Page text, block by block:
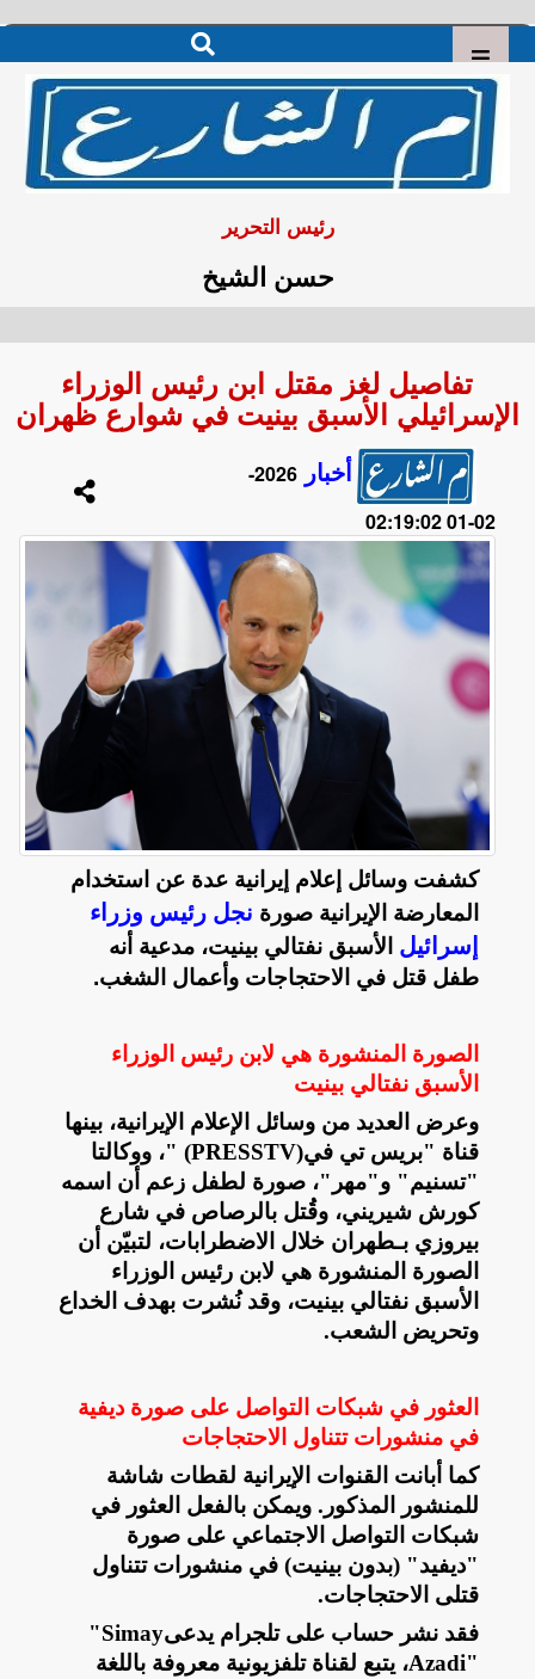
رئيس التحرير
حسن الشيخ
تفاصيل لغز مقتل ابن رئيس الوزراء
الإسرائيلي الأسبق بينيت في شوارع ظهران
أخبار
2026-
02-01 02:19:02
كشفت وسائل إعلام إيرانية عدة عن استخدام
المعارضة الإيرانية صورة نجل رئيس وزراء
إسرائيل الأسبق نفتالي بينيت، مدعية أنه
طفل قتل في الاحتجاجات وأعمال الشغب.
الصورة المنشورة هي لابن رئيس الوزراء
الأسبق نفتالي بينيت
وعرض العديد من وسائل الإعلام الإيرانية، بينها
قناة "بريس تي في" (PRESSTV)، ووكالتا
"تسنيم" و"مهر"، صورة لطفل زعم أن اسمه
كورش شيريني، وقُتل بالرصاص في شارع
بيروزي بـطهران خلال الاضطرابات، لتبيّن أن
الصورة المنشورة هي لابن رئيس الوزراء
الأسبق نفتالي بينيت، وقد نُشرت بهدف الخداع
وتحريض الشعب.
العثور في شبكات التواصل على صورة ديفية
في منشورات تتناول الاحتجاجات
كما أبانت القنوات الإيرانية لقطات شاشة
للمنشور المذكور. ويمكن بالفعل العثور في
شبكات التواصل الاجتماعي على صورة
"ديفيد" (بدون بينيت) في منشورات تتناول
قتلى الاحتجاجات.
فقد نشر حساب على تلجرام يدعى"Simay
Azadi"، يتبع لقناة تلفزيونية معروفة باللغة